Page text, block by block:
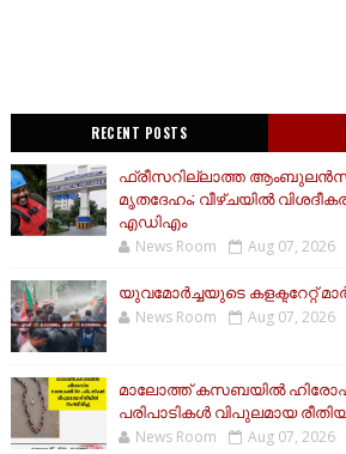
RECENT POSTS
ഫ്രീസറില്ലാത്ത
മൃതദേഹം; വീഴ്ചയിൽ
എഡിഎം
News Room Aug 07, 2026
യുവമോര്‍ച്ചയുടെ കളക്ടറേറ്റ്
News Room Aug 07, 2026
മാലോത്ത് കസബയിൽ
പരിപാടികൾ വിപുലമായ
News Room Aug 07, 2026